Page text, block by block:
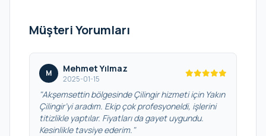
Müşteri Yorumları
M Mehmet Yılmaz
2025-01-15
"Akşemsettin bölgesinde Çilingir hizmeti için Yakın
Çilingir’yi aradım. Ekip çok profesyoneldi, işlerini
titizlikle yaptılar. Fiyatları da gayet uygundu.
Kesinlikle tavsiye ederim."